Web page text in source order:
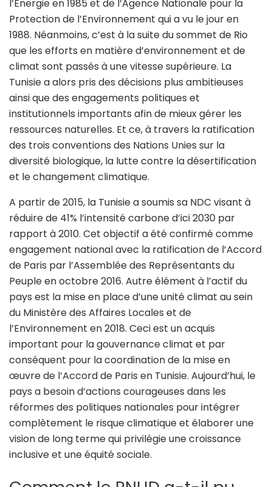
l’Energie en 1985 et de l’Agence Nationale pour la
Protection de l’Environnement qui a vu le jour en
1988. Néanmoins, c’est à la suite du sommet de Rio
que les efforts en matière d’environnement et de
climat sont passés à une vitesse supérieure. La
Tunisie a alors pris des décisions plus ambitieuses
ainsi que des engagements politiques et
institutionnels importants afin de mieux gérer les
ressources naturelles. Et ce, à travers la ratification
des trois conventions des Nations Unies sur la
diversité biologique, la lutte contre la désertification
et le changement climatique.
A partir de 2015, la Tunisie a soumis sa NDC visant à
réduire de 41% l’intensité carbone d’ici 2030 par
rapport à 2010. Cet objectif a été confirmé comme
engagement national avec la ratification de l’Accord
de Paris par l’Assemblée des Représentants du
Peuple en octobre 2016. Autre élément à l’actif du
pays est la mise en place d’une unité climat au sein
du Ministère des Affaires Locales et de
l’Environnement en 2018. Ceci est un acquis
important pour la gouvernance climat et par
conséquent pour la coordination de la mise en
œuvre de l’Accord de Paris en Tunisie. Aujourd’hui, le
pays a besoin d’actions courageuses dans les
réformes des politiques nationales pour intégrer
complètement le risque climatique et élaborer une
vision de long terme qui privilégie une croissance
inclusive et une équité sociale.